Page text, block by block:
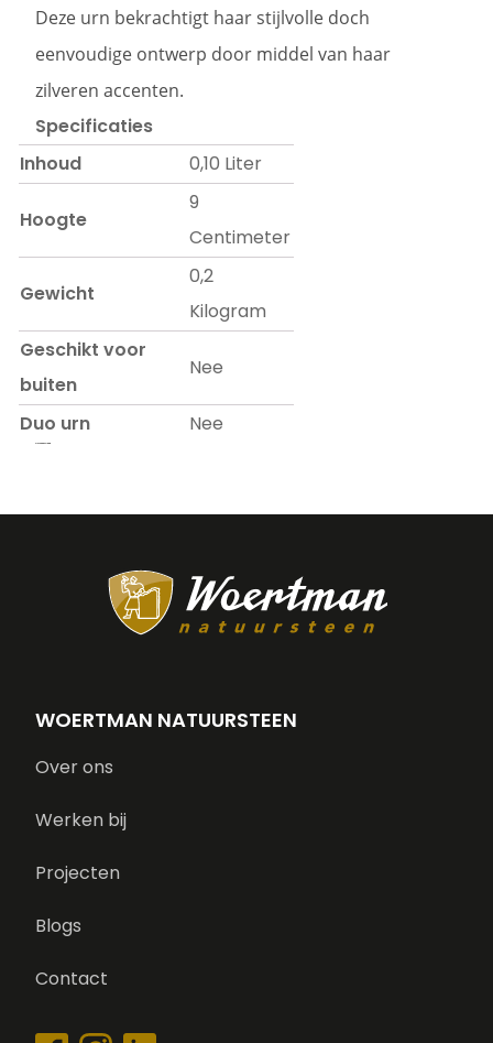
Deze urn bekrachtigt haar stijlvolle doch
eenvoudige ontwerp door middel van haar
zilveren accenten.
Specificaties
Inhoud
0,10 Liter
Hoogte
9
Centimeter
Gewicht
0,2
Kilogram
Geschikt voor
buiten
Nee
Duo urn Nee
Prijs op aanvraag.
WOERTMAN NATUURSTEEN
Over ons
Werken bij
Projecten
Blogs
Contact